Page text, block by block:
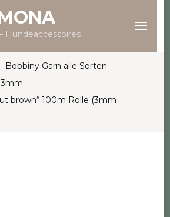
Hundeaccessoires
Bobbiny Garn alle Sorten
3mm
brown“ 100m Rolle (3mm